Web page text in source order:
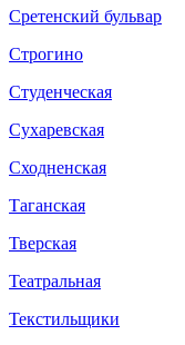
Сретенский бульвар
Строгино
Студенческая
Сухаревская
Сходненская
Таганская
Тверская
Театральная
Текстильщики